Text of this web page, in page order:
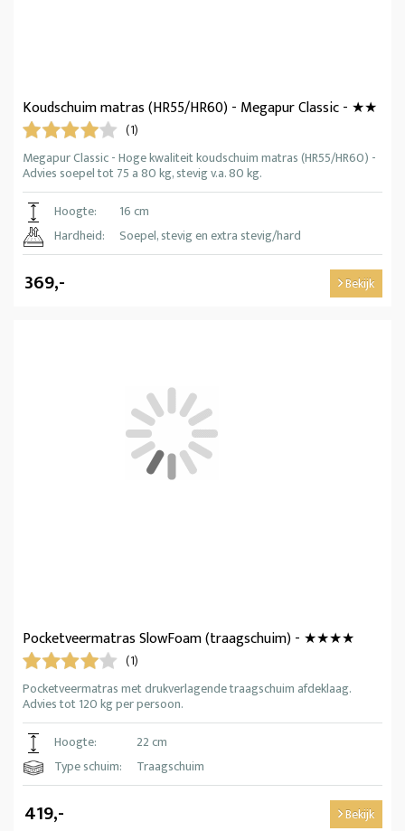
Koudschuim matras (HR55/HR60) - Megapur Classic - ★★
(1)
Megapur Classic - Hoge kwaliteit koudschuim matras (HR55/HR60) -
Advies soepel tot 75 a 80 kg, stevig v.a. 80 kg.
Hoogte:
16 cm
Hardheid:
Soepel, stevig en extra stevig/hard
369,- Bekijk
Pocketveermatras SlowFoam (traagschuim) - ★★★★
(1)
Pocketveermatras met drukverlagende traagschuim afdeklaag.
Advies tot 120 kg per persoon.
Hoogte:
22 cm
Type schuim:
Traagschuim
419,- Bekijk